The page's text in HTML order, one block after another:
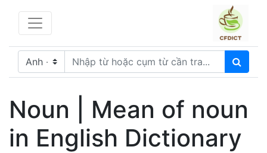
Noun | Mean of noun
in English Dictionary